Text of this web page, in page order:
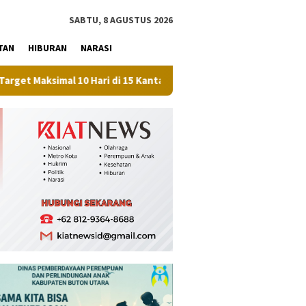
SABTU, 8 AGUSTUS 2026
HIBURAN NARASI
10 Hari di 15 Kantah Perkuat Ketahanan Pangan,